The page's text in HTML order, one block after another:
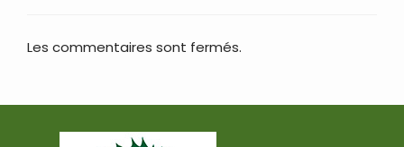
Les commentaires sont fermés.